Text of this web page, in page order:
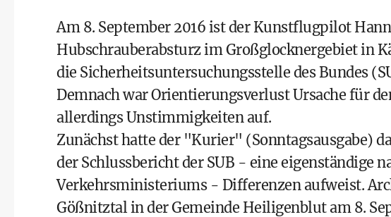
Am 8. September 2016 ist der Kunstflugpilot
Hubschrauberabsturz im Großglocknergebiet in
die Sicherheitsuntersuchungsstelle des Bundes
Demnach war Orientierungsverlust Ursache für
allerdings Unstimmigkeiten auf.
Zunächst hatte der "Kurier" (Sonntagsausgabe)
der Schlussbericht der SUB - eine eigenständige
Verkehrsministeriums - Differenzen aufweist.
Gößnitztal in der Gemeinde Heiligenblut am 8.